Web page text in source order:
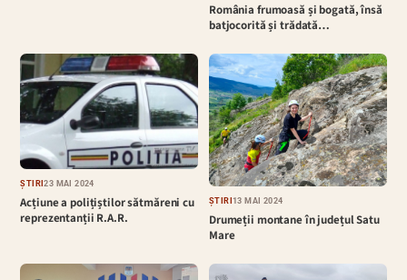
România frumoasă și bogată, însă
batjocorită și trădată…
ȘTIRI23 MAI 2024
Acțiune a polițiștilor sătmăreni cu
reprezentanții R.A.R.
ȘTIRI13 MAI 2024
Drumeții montane în județul Satu
Mare